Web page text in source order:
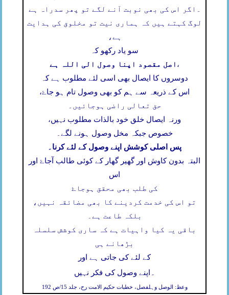
اگر اس کی بھی نوبت آنے لگے تو پھر سدراہ ہے
لوگ کہتے ہیں کہ ہماری نیت تو مخلوق کی ہدایت
ہے،
سو یاد رکھو کہ
اصل مقصود اپنا وصول الی اللہ ہے ،
دوسروں کا ایصال بھی اسی لئے مطلوب ہے کہ
اس کے ذریعہ سے ہم کو بھی وصول تام ہو جاۓ،
حق تعالی راضی ہوجائیں۔
ورنہ ایصال خلق خود بالذات مطلوب نہیں،
خصوص جبکہ مخل وصول ہونے لگے۔
پس اصلی کوشش اپنے وصول کے لئے کرنا۔
البتہ بدون کاوش اور گھیر گھار کے کوئی طالب آجاۓ اور
اس
کی طلب بھی محقق ہوجاۓ
تو اس کی خدمت کردینے کا بھی مضائقہ نہیں،
بلکہ طاعت ہے۔
باقی یہ کیا واہیات ہے کہ ساری کوشش سلسلہ
بڑھانے ہی
کے لئے کی جاتی ہے اور
اپنے وصول کی فکر نہیں ۔
وعظ: الوصل وہلفصل، خطبات حکیم الامت رح، جلد 15/ص 192